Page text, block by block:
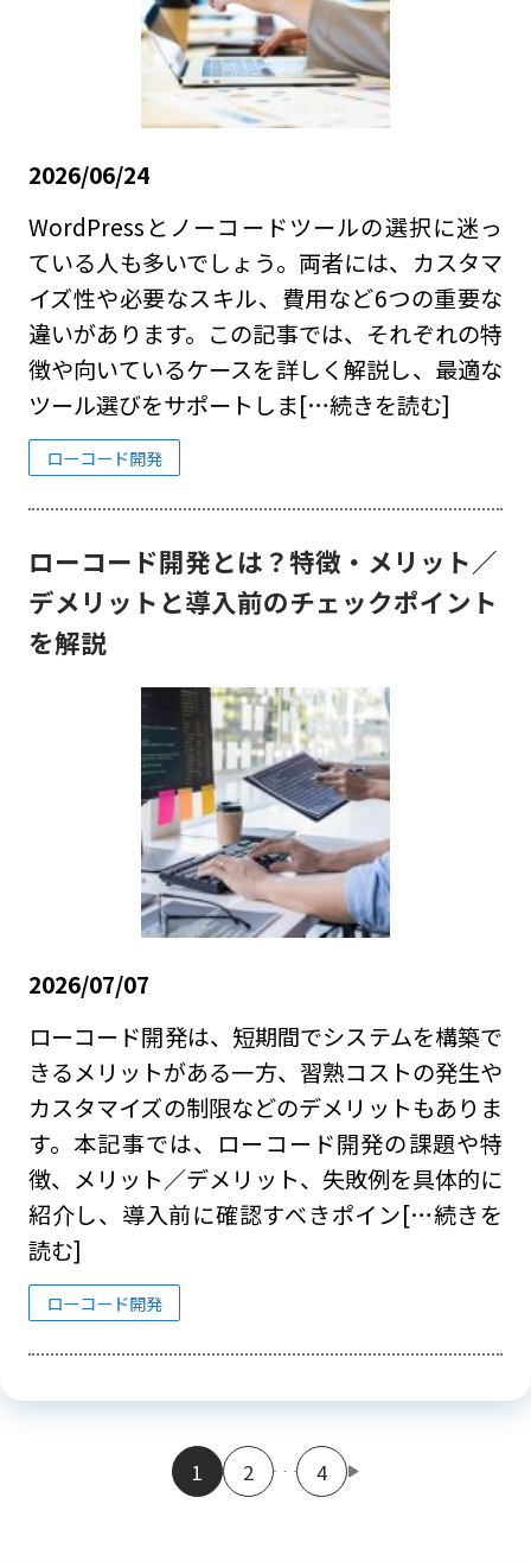
2026/06/24
WordPressとノーコードツールの選択に迷っ
ている人も多いでしょう。両者には、カスタマ
イズ性や必要なスキル、費用など6つの重要な
違いがあります。この記事では、それぞれの特
徴や向いているケースを詳しく解説し、最適な
ツール選びをサポートしま[…続きを読む]
ローコード開発
ローコード開発とは？特徴・メリット／
デメリットと導入前のチェックポイント
を解説
2026/07/07
ローコード開発は、短期間でシステムを構築で
きるメリットがある一方、習熟コストの発生や
カスタマイズの制限などのデメリットもありま
す。本記事では、ローコード開発の課題や特
徴、メリット／デメリット、失敗例を具体的に
紹介し、導入前に確認すべきポイン[…続きを
読む]
ローコード開発
1 2 4